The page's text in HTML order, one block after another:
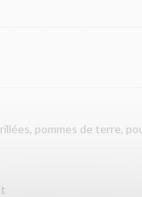
pommes de terre,